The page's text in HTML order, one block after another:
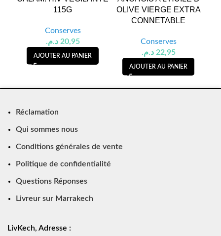
115G
Conserves
20,95 د.م.
AJOUTER AU PANIER
OLIVE VIERGE EXTRA
CONNETABLE
Conserves
22,95 د.م.
AJOUTER AU PANIER
Réclamation
Qui sommes nous
Conditions générales de vente
Politique de confidentialité
Questions Réponses
Livreur sur Marrakech
LivKech, Adresse :